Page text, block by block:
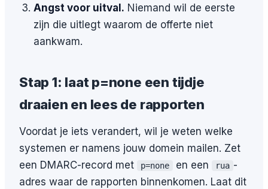
Angst voor uitval. Niemand wil de eerste
zijn die uitlegt waarom de offerte niet
aankwam.
Stap 1: laat p=none een tijdje
draaien en lees de rapporten
Voordat je iets verandert, wil je weten welke
systemen er namens jouw domein mailen. Zet
een DMARC-record met
p=none en een rua -
adres waar de rapporten binnenkomen. Laat dit